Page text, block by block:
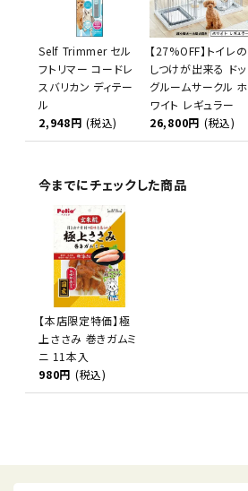
Self Trimmer セル
フトリマー コードレ
スバリカン ディテー
ル
2,948円 (税込)
【27%OFF】トイレの
しつけが出来る ドッ
グルームサークル ホ
ワイト レギュラー
26,800円 (税込)
今までにチェックした商品
【本店限定特価】極
上ささみ 巻きガムミ
ニ 11本入
980円 (税込)